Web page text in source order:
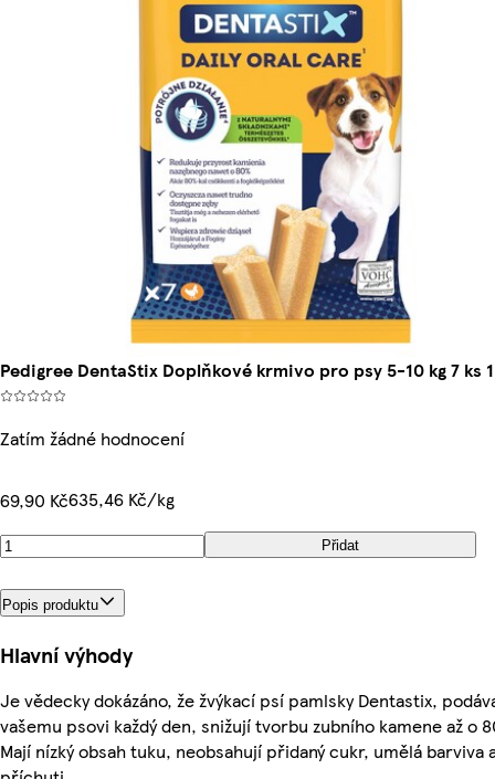
Pedigree DentaStix Doplňkové krmivo pro psy 5-10 kg 7 ks
Zatím žádné hodnocení
69,90 Kč635,46 Kč/kg
Přidat
Popis produktu
Hlavní výhody
Je vědecky dokázáno, že žvýkací psí pamlsky Dentastix,
vašemu psovi každý den, snižují tvorbu zubního kamene až o
Mají nízký obsah tuku, neobsahují přidaný cukr, umělá barviva